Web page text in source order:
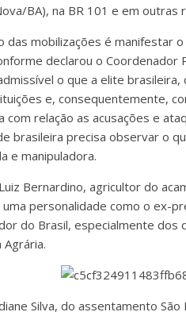
BA), na BR 101 e em outras
das mobilizações é manifestar
declarou o Coordenador
o que a elite
e, consequentemente,
com relação as acusações e
brasileira precisa observar o
e manipuladora.
Bernardino, agricultor do
personalidade como o ex-
do Brasil, especialmente dos
Agrária.
Silva, do assentamento